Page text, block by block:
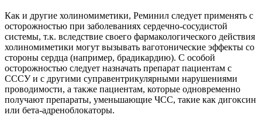
Как и другие холиномиметики, Реминил следует применять с
осторожностью при заболеваниях сердечно-сосудистой
системы, т.к. вследствие своего фармакологического действия
холиномиметики могут вызывать ваготонические эффекты со
стороны сердца (например, брадикардию). С особой
осторожностью следует назначать препарат пациентам с
СССУ и с другими суправентрикулярными нарушениями
проводимости, а также пациентам, которые одновременно
получают препараты, уменьшающие ЧСС, такие как дигоксин
или бета-адреноблокаторы.